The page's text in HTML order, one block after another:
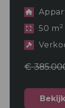
50 m2
€